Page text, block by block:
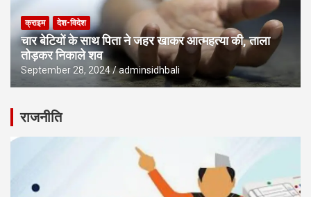
क्राइम देश-विदेश
चार बेटियों के साथ पिता ने जहर खाकर आत्महत्या की, ताला
तोड़कर निकाले शव
September 28, 2024 adminsidhbali
राजनीति